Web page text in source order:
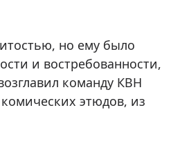
но ему было
и востребованности,
команду КВН
этюдов, из